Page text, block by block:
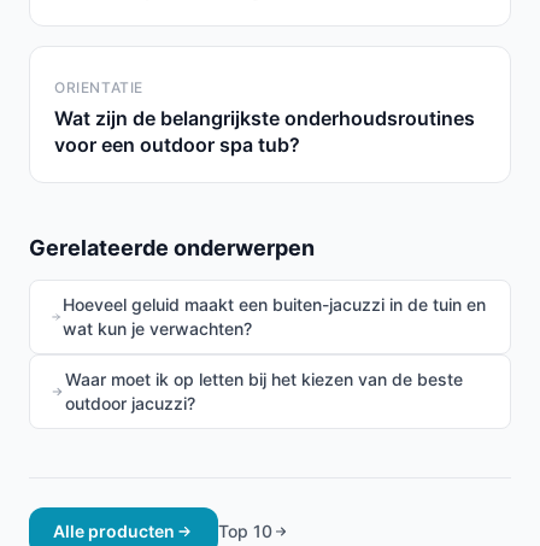
ORIENTATIE
Wat zijn de belangrijkste onderhoudsroutines
voor een outdoor spa tub?
Gerelateerde onderwerpen
Hoeveel geluid maakt een buiten-jacuzzi in de tuin en
wat kun je verwachten?
Waar moet ik op letten bij het kiezen van de beste
outdoor jacuzzi?
Alle producten Top 10